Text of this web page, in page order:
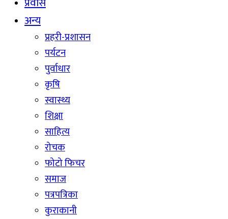
अन्य
प्रहरी-प्रशासन
पर्यटन
पुर्वाधार
कृषि
स्वास्थ्य
शिक्षा
साहित्य
रोचक
फोटो फिचर
समाज
पत्रपत्रिका
कुराकानी